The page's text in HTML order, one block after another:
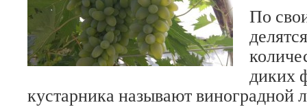
По
диких
кустарника называют виноградной